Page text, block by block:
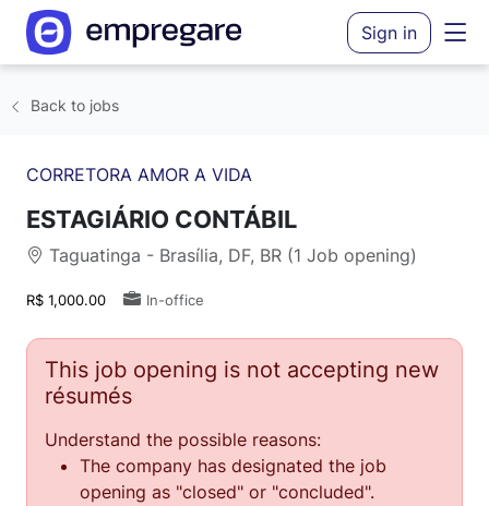
Sign in
Back to jobs
CORRETORA AMOR A VIDA
ESTAGIÁRIO CONTÁBIL
Taguatinga - Brasília, DF, BR (1 Job opening)
R$ 1,000.00 In-office
This job opening is not accepting new
résumés
Understand the possible reasons:
The company has designated the job
opening as "closed" or "concluded".